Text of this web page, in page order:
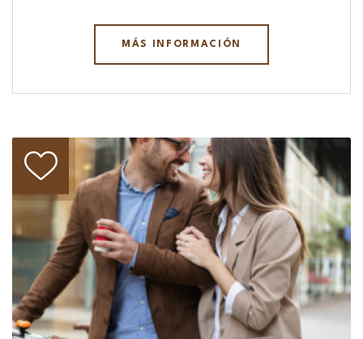
MÁS INFORMACIÓN